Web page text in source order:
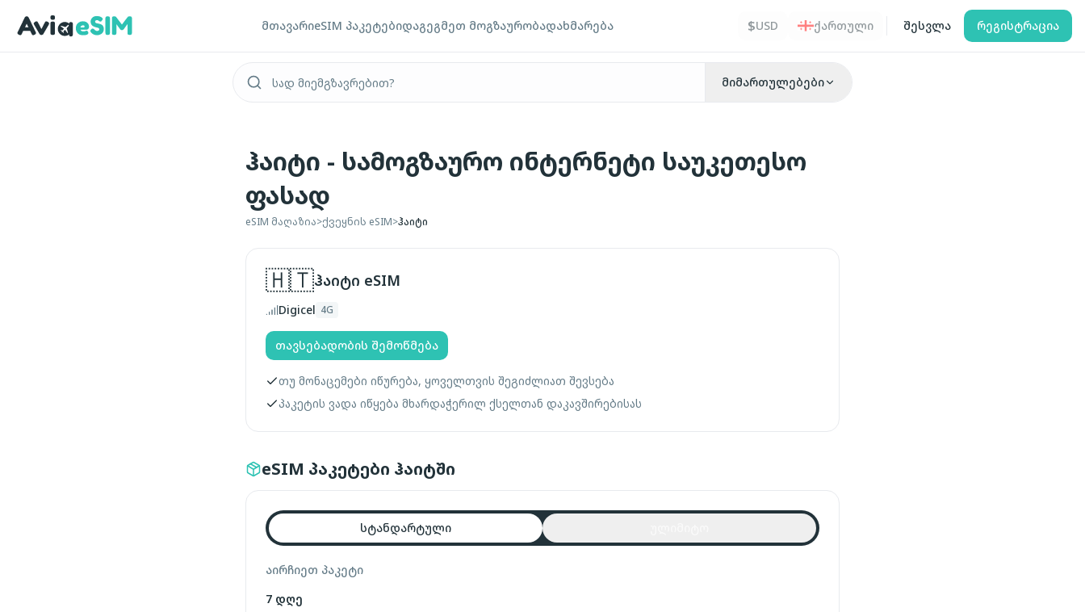
მთავარიeSIM პაკეტებიდაგეგმეთ მოგზაურობადახმარება $USD ქართული შესვლა რეგისტრაცია
მიმართულებები
ჰაიტი - სამოგზაურო ინტერნეტი საუკეთესო
ფასად
eSIM მაღაზია>ქვეყნის eSIM>ჰაიტი
🇭🇹ჰაიტი eSIM
Digicel 4G
თავსებადობის შემოწმება
თუ მონაცემები იწურება, ყოველთვის შეგიძლიათ შევსება
პაკეტის ვადა იწყება მხარდაჭერილ ქსელთან დაკავშირებისას
eSIM პაკეტები ჰაიტში
სტანდარტული
აირჩიეთ პაკეტი
7 დღე